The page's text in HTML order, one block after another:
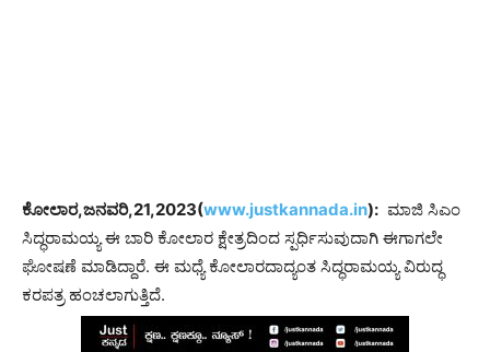
ಕೋಲಾರ,ಜನವರಿ,21,2023(www.justkannada.in): ಮಾಜಿ ಸಿಎಂ
ಸಿದ್ಧರಾಮಯ್ಯ ಈ ಬಾರಿ ಕೋಲಾರ ಕ್ಷೇತ್ರದಿಂದ ಸ್ಪರ್ಧಿಸುವುದಾಗಿ ಈಗಾಗಲೇ
ಘೋಷಣೆ ಮಾಡಿದ್ದಾರೆ. ಈ ಮಧ್ಯೆ ಕೋಲಾರದಾದ್ಯಂತ ಸಿದ‍್ಧರಾಮಯ್ಯ ವಿರುದ್ಧ
ಕರಪತ್ರ ಹಂಚಲಾಗುತ್ತಿದೆ.